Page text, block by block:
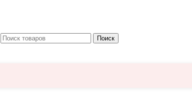
Поиск